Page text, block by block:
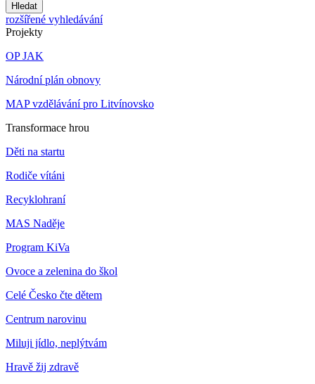
Hledat
rozšířené vyhledávání
Projekty
OP JAK
Národní plán obnovy
MAP vzdělávání pro Litvínovsko
Transformace hrou
Děti na startu
Rodiče vítáni
Recyklohraní
MAS Naděje
Program KiVa
Ovoce a zelenina do škol
Celé Česko čte dětem
Centrum narovinu
Miluji jídlo, neplýtvám
Hravě žij zdravě